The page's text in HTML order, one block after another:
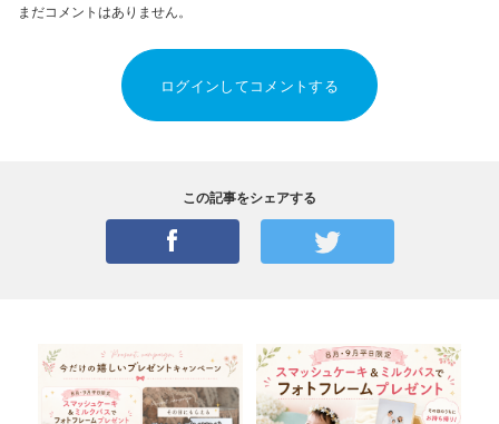
まだコメントはありません。
ログインしてコメントする
この記事をシェアする